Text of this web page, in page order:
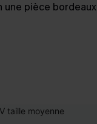
une pièce bordeaux